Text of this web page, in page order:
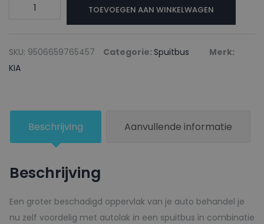
Blanke
lak
MARINE
-
aantal
TOEVOEGEN AAN WINKELWAGEN
SKU: 9506659765457 Categorie: Spuitbus
Merk:
KIA
Beschrijving Aanvullende informatie
Beschrijving
Een groter beschadigd oppervlak van je auto behandel je
nu zelf voordelig met autolak in een spuitbus in combinatie